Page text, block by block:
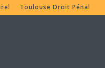
Toulouse Droit Pénal